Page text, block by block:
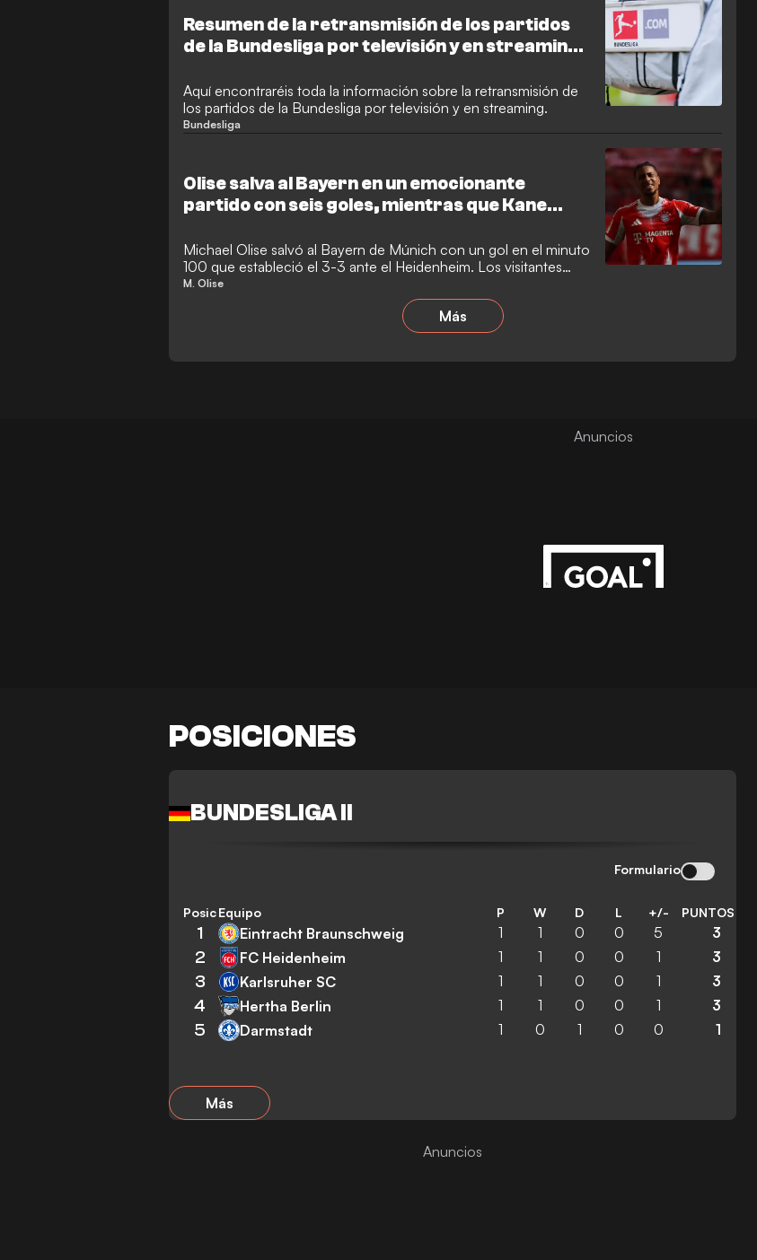
Resumen de la retransmisión de los partidos
de la Bundesliga por televisión y en streaming
Aquí encontraréis toda la información sobre la retransmisión de
los partidos de la Bundesliga por televisión y en streaming.
Bundesliga
Olise salva al Bayern en un emocionante
partido con seis goles, mientras que Kane
Michael Olise salvó al Bayern de Múnich con un gol en el minuto
100 que estableció el 3-3 ante el Heidenheim. Los visitantes
habían liderado dos veces y estuvieron a punto de ganar para
M. Olise
Más
POSICIONES
BUNDESLIGA II
Formulario
PosiciónEquipo P W D L +/- PUNTOS
1 Eintracht Braunschweig 1 1 0 0 5 3
2 FC Heidenheim 1 1 0 0 1 3
3 Karlsruher SC 1 1 0 0 1 3
4 Hertha Berlin 1 1 0 0 1 3
5 Darmstadt 1 0 1 0 0 1
Más